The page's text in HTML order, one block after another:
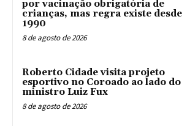
por vacinação obrigatória de
crianças, mas regra existe desde
1990
8 de agosto de 2026
Roberto Cidade visita projeto
esportivo no Coroado ao lado do
ministro Luiz Fux
8 de agosto de 2026